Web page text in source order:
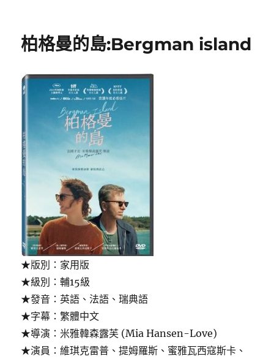
柏格曼的島:Bergman island
★版別：家用版
★級別：輔15級
★發音：英語、法語、瑞典語
★字幕：繁體中文
★導演：米雅韓森露芙 (Mia Hansen-Love)
★演員：維琪克雷普、提姆羅斯、蜜雅瓦西寇斯卡、